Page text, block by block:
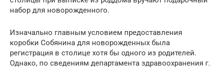
набор для новорожденного.
Изначально главным условием предоставления
коробки Собянина для новорожденных была
регистрация в столице хотя бы одного из родителей.
Однако, по сведениям департамента здравоохранения г.